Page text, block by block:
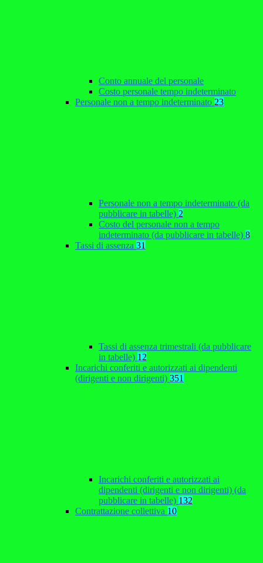
Conto annuale del personale
Costo personale tempo indeterminato
Personale non a tempo indeterminato 23
Personale non a tempo indeterminato (da
pubblicare in tabelle) 2
Costo del personale non a tempo
indeterminato (da pubblicare in tabelle) 8
Tassi di assenza 31
Tassi di assenza trimestrali (da pubblicare
in tabelle) 12
Incarichi conferiti e autorizzati ai dipendenti
(dirigenti e non dirigenti) 351
Incarichi conferiti e autorizzati ai
dipendenti (dirigenti e non dirigenti) (da
pubblicare in tabelle) 132
Contrattazione collettiva 10